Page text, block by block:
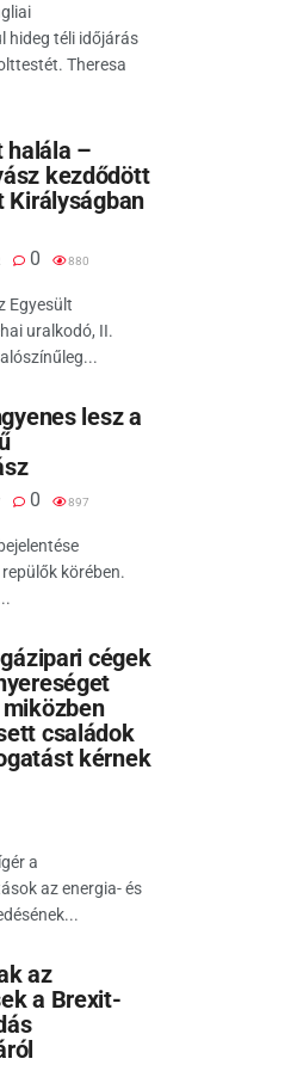
hideg téli időjárás
Theresa
halála –
kezdődött
Királyságban
0 880
Egyesült
uralkodó, II.
lesz a
0 897
körében.
cégek
családok
kérnek
a
az energia- és
az
a Brexit-